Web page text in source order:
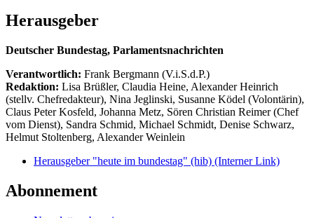
Herausgeber
Deutscher Bundestag, Parlamentsnachrichten
Verantwortlich: Frank Bergmann (V.i.S.d.P.)
Redaktion: Lisa Brüßler, Claudia Heine, Alexander Heinrich
(stellv. Chefredakteur), Nina Jeglinski, Susanne Ködel (Volontärin),
Claus Peter Kosfeld, Johanna Metz, Sören Christian Reimer (Chef
vom Dienst), Sandra Schmid, Michael Schmidt, Denise Schwarz,
Helmut Stoltenberg, Alexander Weinlein
Herausgeber "heute im bundestag" (hib) (Interner Link)
Abonnement